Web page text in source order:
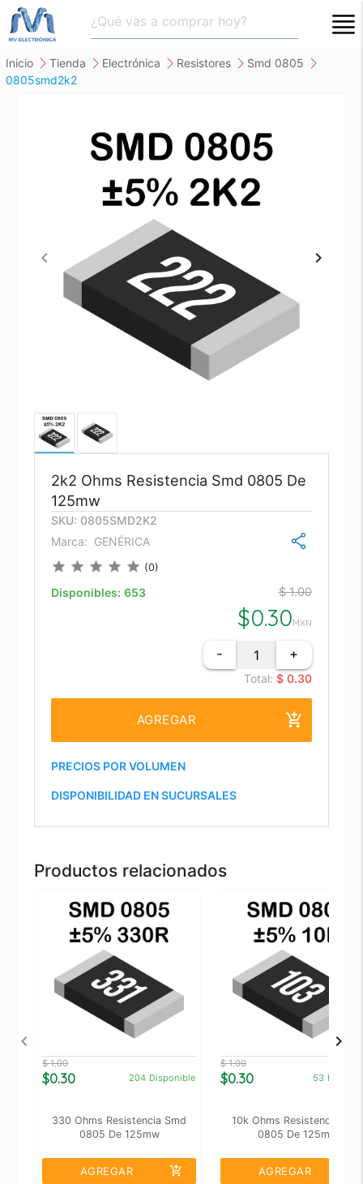
inicio tienda electrónica resistores
smd 0805
0805smd2k2
2k2 Ohms Resistencia Smd 0805 De
125mw
SKU: 0805SMD2K2
Marca: GENÉRICA
star star star star star (0)
Disponibles: 653 $ 1.00
$0.30MXN
- +
Total: $ 0.30
AGREGAR add_shopping_cart
PRECIOS POR VOLUMEN
DISPONIBILIDAD EN SUCURSALES
Productos relacionados
$ 1.00
$0.30 204 Disponible
330 Ohms Resistencia Smd
0805 De 125mw
AGREGAR add_shopping_cart
$ 1.00
$0.30 53
10k Ohms Resistencia Smd
0805 De 125mw
AGREGAR